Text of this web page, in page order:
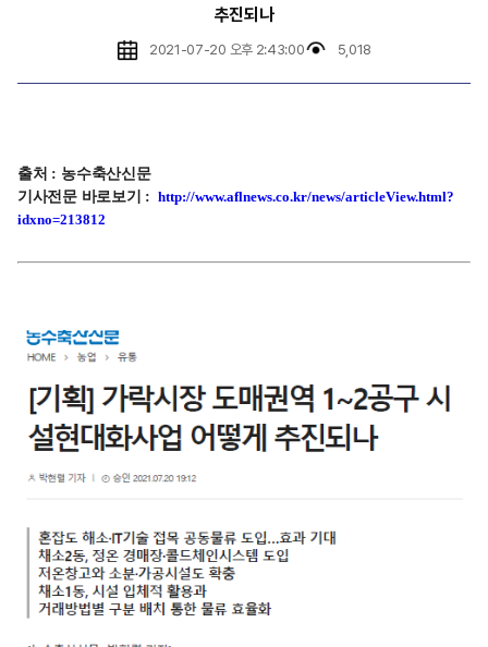
추진되나
2021-07-20 오후 2:43:00 5,018
출처 : 농수축산신문
기사전문 바로보기 : http://www.aflnews.co.kr/news/articleView.html?
idxno=213812